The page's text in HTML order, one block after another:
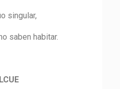
singular,
saben habitar.